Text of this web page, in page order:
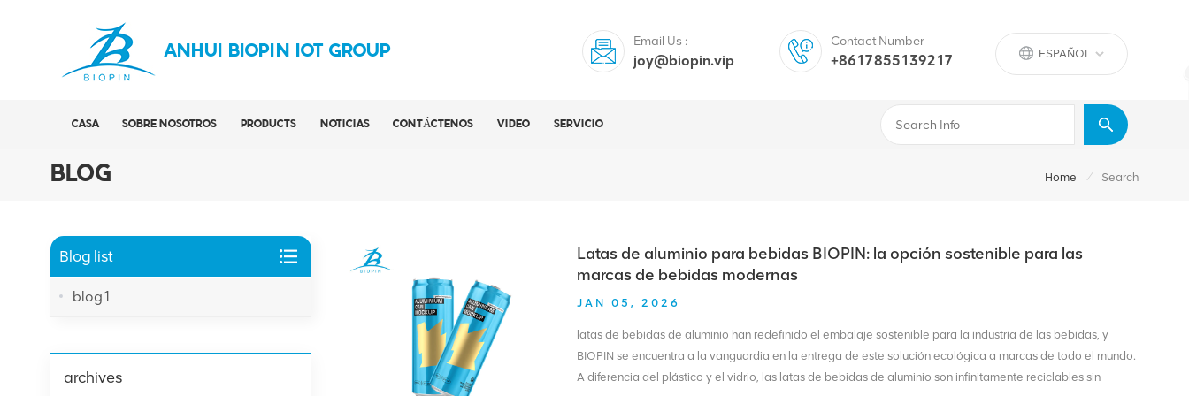
ANHUI BIOPIN IOT GROUP ESPAÑOL
Email Us :
joy@biopin.vip
Contact Number
+8617855139217
CASA SOBRE NOSOTROS PRODUCTS NOTICIAS CONTÁCTENOS VIDEO SERVICIO
BLOG Home / Search
Latas de aluminio para bebidas BIOPIN: la opción sostenible para las
marcas de bebidas modernas
JAN 05, 2026
latas de bebidas de aluminio han redefinido el embalaje sostenible para la industria de las bebidas, y
BIOPIN se encuentra a la vanguardia en la entrega de este solución ecológica a marcas de todo el mundo.
A diferencia del plástico y el vidrio, las latas de bebidas de aluminio son infinitamente reciclables sin
Blog list
blog1
archives